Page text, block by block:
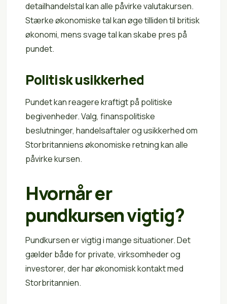
detailhandelstal kan alle påvirke valutakursen.
Stærke økonomiske tal kan øge tilliden til britisk
økonomi, mens svage tal kan skabe pres på
pundet.
Politisk usikkerhed
Pundet kan reagere kraftigt på politiske
begivenheder. Valg, finanspolitiske
beslutninger, handelsaftaler og usikkerhed om
Storbritanniens økonomiske retning kan alle
påvirke kursen.
Hvornår er
pundkursen vigtig?
Pundkursen er vigtig i mange situationer. Det
gælder både for private, virksomheder og
investorer, der har økonomisk kontakt med
Storbritannien.